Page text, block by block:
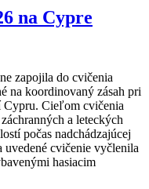
na Cypre
zapojila do cvičenia
na koordinovaný zásah pri
Cypru. Cieľom cvičenia
a leteckých
počas nadchádzajúcej
cvičenie vyčlenila
hasiacim